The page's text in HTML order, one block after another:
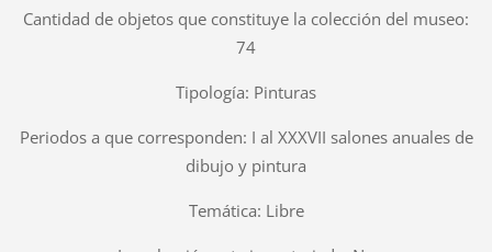
Cantidad de objetos que constituye la colección del museo:
74
Tipología: Pinturas
Periodos a que corresponden: I al XXXVII salones anuales de
dibujo y pintura
Temática: Libre